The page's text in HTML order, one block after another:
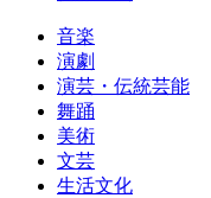
音楽
演劇
演芸・伝統芸能
舞踊
美術
文芸
生活文化